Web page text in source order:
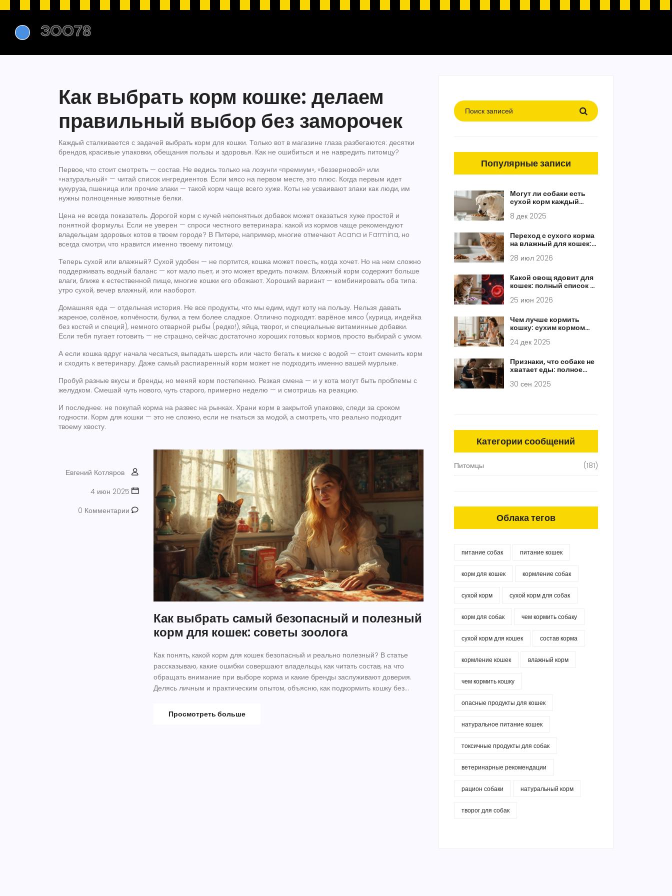
Как выбрать корм кошке: делаем
правильный выбор без заморочек
Каждый сталкивается с задачей выбрать корм для кошки. Только вот в магазине глаза разбегаются: десятки
брендов, красивые упаковки, обещания пользы и здоровья. Как не ошибиться и не навредить питомцу?
Первое, что стоит смотреть — состав. Не ведись только на лозунги «премиум», «беззерновой» или
«натуральный» — читай список ингредиентов. Если мясо на первом месте, это плюс. Когда первым идет
кукуруза, пшеница или прочие злаки — такой корм чаще всего хуже. Коты не усваивают злаки как люди, им
нужны полноценные животные белки.
Цена не всегда показатель. Дорогой корм с кучей непонятных добавок может оказаться хуже простой и
понятной формулы. Если не уверен — спроси честного ветеринара: какой из кормов чаще рекомендуют
владельцам здоровых котов в твоем городе? В Питере, например, многие отмечают Acana и Farmina, но
всегда смотри, что нравится именно твоему питомцу.
Теперь сухой или влажный? Сухой удобен — не портится, кошка может поесть, когда хочет. Но на нем сложно
поддерживать водный баланс — кот мало пьет, и это может вредить почкам. Влажный корм содержит больше
влаги, ближе к естественной пище, многие кошки его обожают. Хороший вариант — комбинировать оба типа:
утро сухой, вечер влажный, или наоборот.
Домашняя еда — отдельная история. Не все продукты, что мы едим, идут коту на пользу. Нельзя давать
жареное, солёное, копчёности, булки, а тем более сладкое. Отлично подходят: варёное мясо (курица, индейка
без костей и специй), немного отварной рыбы (редко!), яйца, творог, и специальные витаминные добавки.
Если тебя пугает готовить — не страшно, сейчас достаточно хороших готовых кормов, просто выбирай с умом.
А если кошка вдруг начала чесаться, выпадать шерсть или часто бегать к миске с водой — стоит сменить корм
и сходить к ветеринару. Даже самый распиаренный корм может не подходить именно вашей мурлыке.
Пробуй разные вкусы и бренды, но меняй корм постепенно. Резкая смена — и у кота могут быть проблемы с
желудком. Смешай чуть нового, чуть старого, примерно неделю — и смотришь на реакцию.
И последнее: не покупай корма на развес на рынках. Храни корм в закрытой упаковке, следи за сроком
годности. Корм для кошки — это не сложно, если не гнаться за модой, а смотреть, что реально подходит
твоему хвосту.
Евгений Котляров
4 июн 2025
0 Комментарии
Как выбрать самый безопасный и полезный
корм для кошек: советы зоолога
Как понять, какой корм для кошек безопасный и реально полезный? В статье
рассказываю, какие ошибки совершают владельцы, как читать состав, на что
обращать внимание при выборе корма и какие бренды заслуживают доверия.
Делясь личным и практическим опытом, объясню, как подкормить кошку без
Просмотреть больше
Популярные записи
Могут ли собаки есть
сухой корм каждый
8 дек 2025
Переход с сухого корма
на влажный для кошек:
советы ветеринара
28 июл 2026
Какой овощ ядовит для
кошек: полный список и
альтернативы
25 июн 2026
Чем лучше кормить
кошку: сухим кормом
24 дек 2025
Признаки, что собаке не
хватает еды: полное
30 сен 2025
Категории сообщений
Питомцы (181)
Облака тегов
питание собак питание кошек
корм для кошек кормление собак
сухой корм сухой корм для собак
корм для собак чем кормить собаку
сухой корм для кошек состав корма
кормление кошек влажный корм
чем кормить кошку
опасные продукты для кошек
натуральное питание кошек
токсичные продукты для собак
ветеринарные рекомендации
рацион собаки натуральный корм
творог для собак